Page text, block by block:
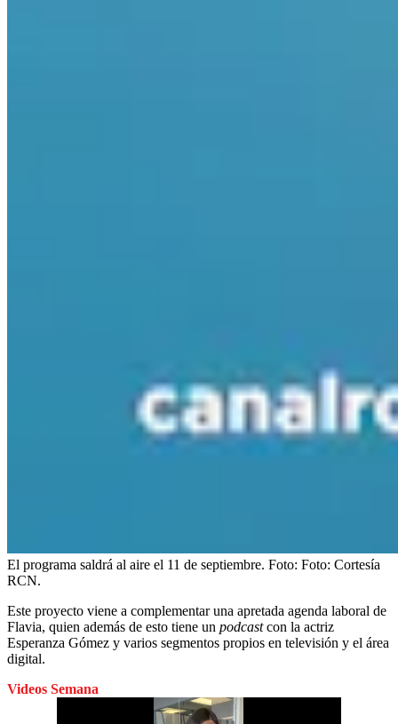
El programa saldrá al aire el 11 de septiembre. Foto: Foto: Cortesía
RCN.
Este proyecto viene a complementar una apretada agenda laboral de
Flavia, quien además de esto tiene un podcastcon la actriz
Esperanza Gómez y varios segmentos propios en televisión y el área
digital.
Videos Semana